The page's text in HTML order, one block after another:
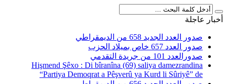
أخبار عاجلة
صدور العدد الجديد 658 من الديمقراطي
صدور العدد 657 خاص بميلاد الحزب
صدورالعدد 101 من جريدة التقدمي
Hişmend Şêxo : Di bîranîna (69) saliya damezrandina
“Partiya Demoqrat a Pêşverû ya Kurd li Sûriyê” de